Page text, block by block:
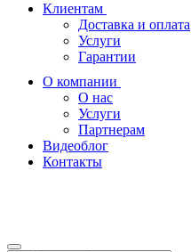
Клиентам
Доставка и оплата
Услуги
Гарантии
О компании
О нас
Услуги
Партнерам
Видеоблог
Контакты